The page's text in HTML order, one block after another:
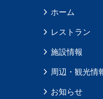
ホーム
レストラン
施設情報
周辺・観光情
お知らせ